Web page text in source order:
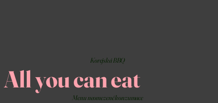
Korejská BBQ
All you can eat
Menu neomezené konzumace